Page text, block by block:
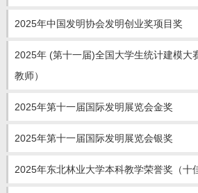
教师博客
2025年中国发明协会发明创业奖项目奖
2025年 (第十一届)全国大学生统计建模大
教师）
2025年第十一届国际发明展览会金奖
2025年第十一届国际发明展览会银奖
2025年东北林业大学本科教学荣誉奖（十